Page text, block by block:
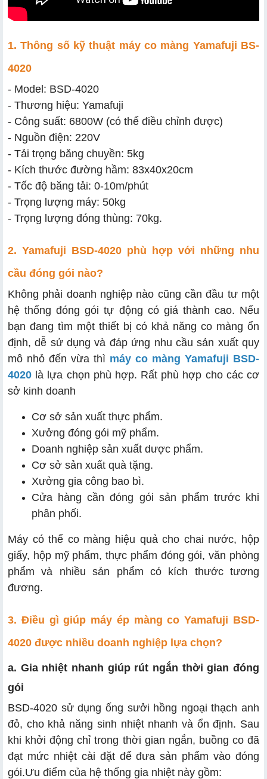
1. Thông số kỹ thuật máy co màng Yamafuji BS-
4020
- Model: BSD-4020
- Thương hiệu: Yamafuji
- Công suất: 6800W (có thể điều chỉnh được)
- Nguồn điện: 220V
- Tải trọng băng chuyền: 5kg
- Kích thước đường hầm: 83x40x20cm
- Tốc độ băng tải: 0-10m/phút
- Trọng lượng máy: 50kg
- Trọng lượng đóng thùng: 70kg.
2. Yamafuji BSD-4020 phù hợp với những nhu
cầu đóng gói nào?
Không phải doanh nghiệp nào cũng cần đầu tư một
hệ thống đóng gói tự động có giá thành cao. Nếu
bạn đang tìm một thiết bị có khả năng co màng ổn
định, dễ sử dụng và đáp ứng nhu cầu sản xuất quy
mô nhỏ đến vừa thì máy co màng Yamafuji BSD-
4020 là lựa chọn phù hợp. Rất phù hợp cho các cơ
sở kinh doanh
Cơ sở sản xuất thực phẩm.
Xưởng đóng gói mỹ phẩm.
Doanh nghiệp sản xuất dược phẩm.
Cơ sở sản xuất quà tặng.
Xưởng gia công bao bì.
Cửa hàng cần đóng gói sản phẩm trước khi
phân phối.
Máy có thể co màng hiệu quả cho chai nước, hộp
giấy, hộp mỹ phẩm, thực phẩm đóng gói, văn phòng
phẩm và nhiều sản phẩm có kích thước tương
đương.
3. Điều gì giúp máy ép màng co Yamafuji BSD-
4020 được nhiều doanh nghiệp lựa chọn?
a. Gia nhiệt nhanh giúp rút ngắn thời gian đóng
gói
BSD-4020 sử dụng ống sưởi hồng ngoại thạch anh
đỏ, cho khả năng sinh nhiệt nhanh và ổn định. Sau
khi khởi động chỉ trong thời gian ngắn, buồng co đã
đạt mức nhiệt cài đặt để đưa sản phẩm vào đóng
gói.Ưu điểm của hệ thống gia nhiệt này gồm: